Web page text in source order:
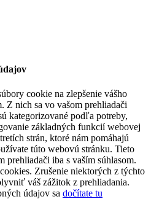
cookie na zlepšenie vášho
Z nich sa vo vašom prehliadači
kategorizované podľa potreby,
základných funkcií webovej
strán, ktoré nám pomáhajú
túto webovú stránku. Tieto
prehliadači iba s vaším súhlasom.
Zrušenie niektorých z týchto
váš zážitok z prehliadania.
údajov sa dočítate tu